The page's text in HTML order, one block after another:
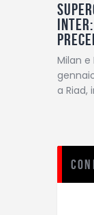
Milan
a Riad,